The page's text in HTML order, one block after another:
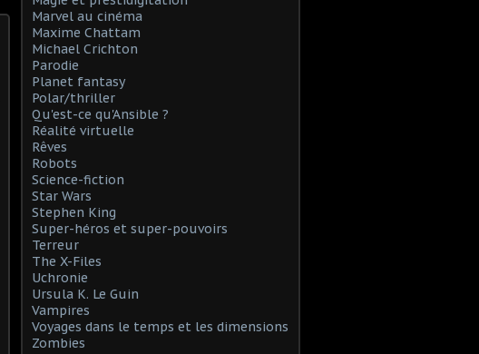
Marvel au cinéma
Maxime Chattam
Michael Crichton
Parodie
Planet fantasy
Polar/thriller
Qu'est-ce qu'Ansible ?
Réalité virtuelle
Rêves
Robots
Science-fiction
Star Wars
Stephen King
Super-héros et super-pouvoirs
Terreur
The X-Files
Uchronie
Ursula K. Le Guin
Vampires
Voyages dans le temps et les dimensions
Zombies